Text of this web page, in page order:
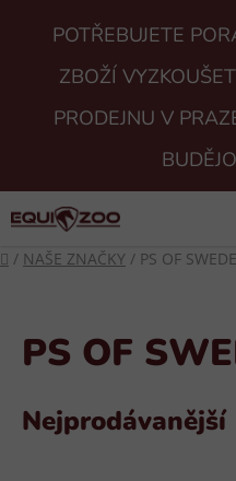
POTŘEBUJETE
ZBOŽÍ
PRODEJNU V
Domů
/ NAŠE ZNAČKY / PS OF
PS OF
Nejprodávanější